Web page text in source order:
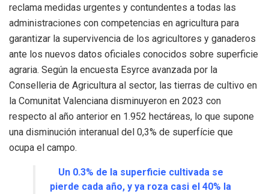
reclama medidas urgentes y contundentes a todas las
administraciones con competencias en agricultura para
garantizar la supervivencia de los agricultores y ganaderos
ante los nuevos datos oficiales conocidos sobre superficie
agraria. Según la encuesta Esyrce avanzada por la
Conselleria de Agricultura al sector, las tierras de cultivo en
la Comunitat Valenciana disminuyeron en 2023 con
respecto al año anterior en 1.952 hectáreas, lo que supone
una disminución interanual del 0,3% de superfície que
ocupa el campo.
Un 0.3% de la superficie cultivada se
pierde cada año, y ya roza casi el 40% la